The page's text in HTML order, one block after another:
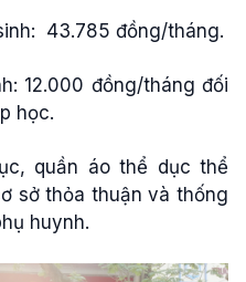
43.785 đồng/tháng.
12.000 đồng/tháng đối
học.
quần áo thể dục thể
sở thỏa thuận và thống
huynh.